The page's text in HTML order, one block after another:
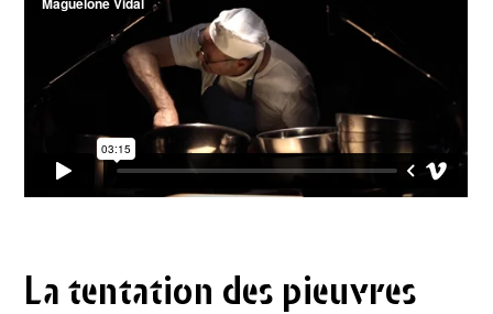
La tentation des pieuvres